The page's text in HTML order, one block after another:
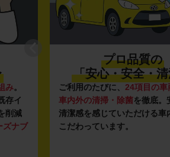
み。
存イ
削減
ズナブ
プロ品質の
「安心・安全・
ご利用のたびに、 24項目の車
車内外の清掃・除菌を徹底。
清潔感を感じていただける車
こだわっています。